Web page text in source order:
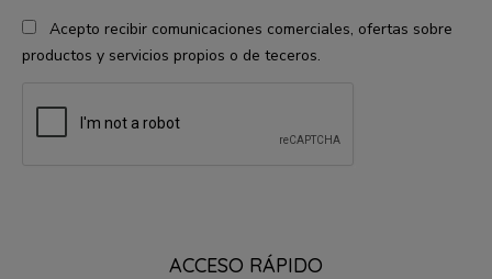
Acepto recibir comunicaciones comerciales, ofertas sobre
productos y servicios propios o de teceros.
ACCESO RÁPIDO